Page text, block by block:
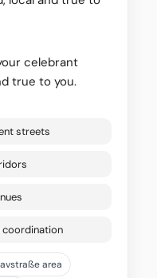
celebrant
true to you.
streets
coordination
area